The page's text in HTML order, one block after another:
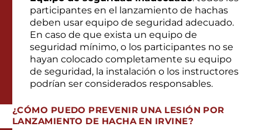
participantes en el lanzamiento de hachas
deben usar equipo de seguridad adecuado.
En caso de que exista un equipo de
seguridad mínimo, o los participantes no se
hayan colocado completamente su equipo
de seguridad, la instalación o los instructores
podrían ser considerados responsables.
¿CÓMO PUEDO PREVENIR UNA LESIÓN POR
LANZAMIENTO DE HACHA EN IRVINE?